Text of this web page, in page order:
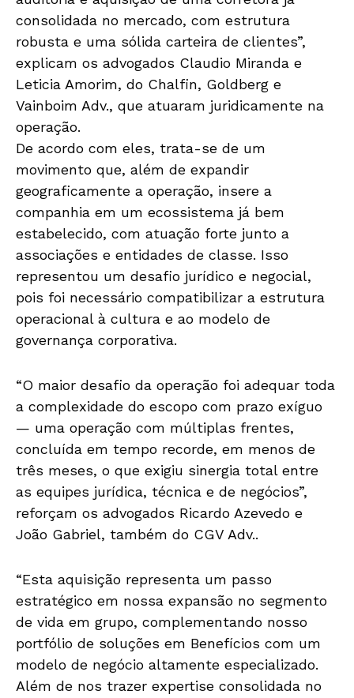
consolidada no mercado, com estrutura
robusta e uma sólida carteira de clientes”,
explicam os advogados Claudio Miranda e
Leticia Amorim, do Chalfin, Goldberg e
Vainboim Adv., que atuaram juridicamente na
operação.
De acordo com eles, trata-se de um
movimento que, além de expandir
geograficamente a operação, insere a
companhia em um ecossistema já bem
estabelecido, com atuação forte junto a
associações e entidades de classe. Isso
representou um desafio jurídico e negocial,
pois foi necessário compatibilizar a estrutura
operacional à cultura e ao modelo de
governança corporativa.
“O maior desafio da operação foi adequar toda
a complexidade do escopo com prazo exíguo
— uma operação com múltiplas frentes,
concluída em tempo recorde, em menos de
três meses, o que exigiu sinergia total entre
as equipes jurídica, técnica e de negócios”,
reforçam os advogados Ricardo Azevedo e
João Gabriel, também do CGV Adv..
“Esta aquisição representa um passo
estratégico em nossa expansão no segmento
de vida em grupo, complementando nosso
portfólio de soluções em Benefícios com um
modelo de negócio altamente especializado.
Além de nos trazer expertise consolidada no